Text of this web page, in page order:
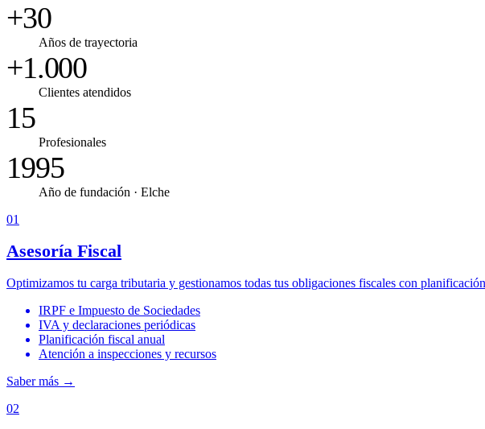
+30
Años de trayectoria
+1.000
Clientes atendidos
15
Profesionales
1995
Año de fundación · Elche
01
Asesoría Fiscal
Optimizamos tu carga tributaria y gestionamos todas tus obligaciones fiscales con
IRPF e Impuesto de Sociedades
IVA y declaraciones periódicas
Planificación fiscal anual
Atención a inspecciones y recursos
Saber más →
02